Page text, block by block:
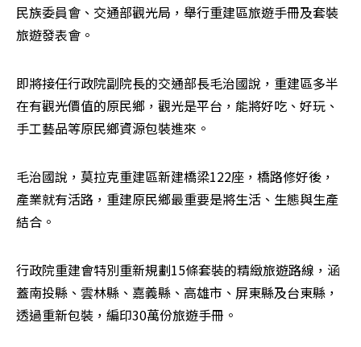
民族委員會、交通部觀光局，舉行重建區旅遊手冊及套裝
旅遊發表會。
即將接任行政院副院長的交通部長毛治國說，重建區多半
在有觀光價值的原民鄉，觀光是平台，能將好吃、好玩、
手工藝品等原民鄉資源包裝進來。
毛治國說，莫拉克重建區新建橋梁122座，橋路修好後，
產業就有活路，重建原民鄉最重要是將生活、生態與生產
結合。
行政院重建會特別重新規劃15條套裝的精緻旅遊路線，涵
蓋南投縣、雲林縣、嘉義縣、高雄市、屏東縣及台東縣，
透過重新包裝，編印30萬份旅遊手冊。